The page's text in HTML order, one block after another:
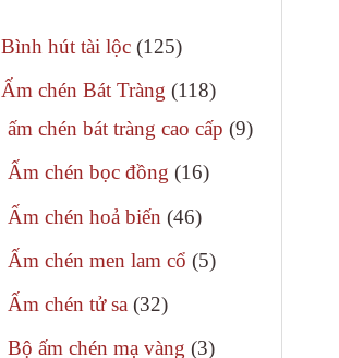
Bình hút tài lộc 125125
phẩm
Ấm chén Bát Tràng 118118
sản
ấm chén bát tràng cao cấp 99
Ấm chén bọc đồng 1616
Ấm chén hoả biến 4646
phẩm
Ấm chén men lam cổ 55
Ấm chén tử sa 3232
Bộ ấm chén mạ vàng 33